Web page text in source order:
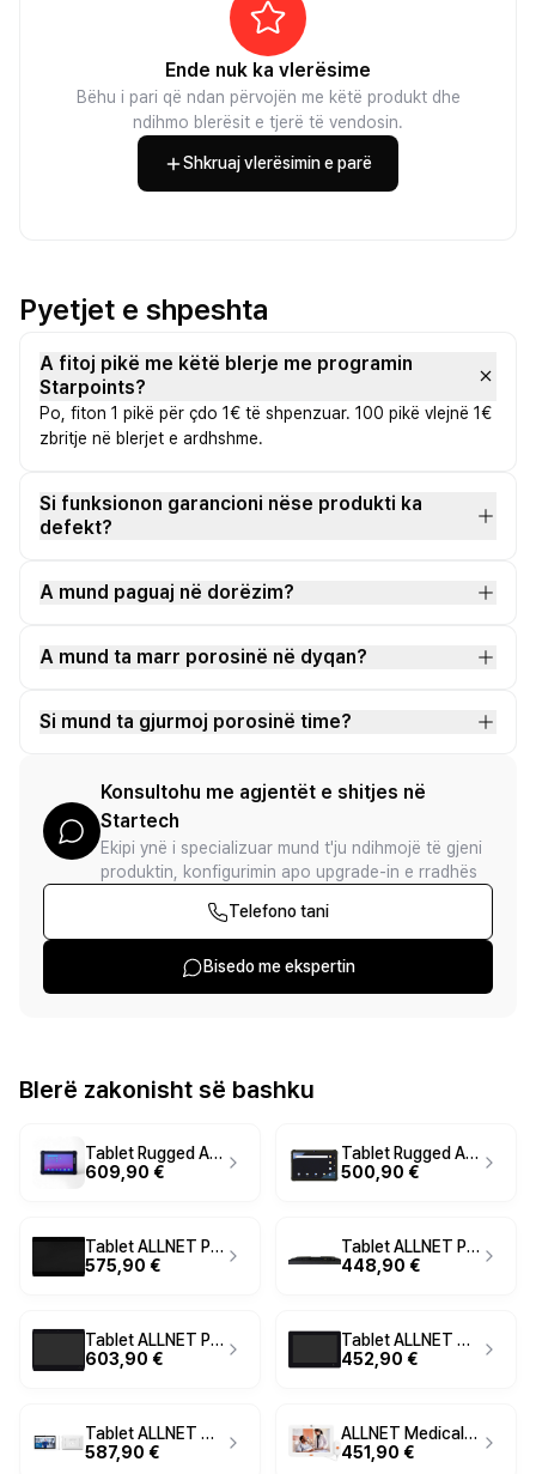
Ende nuk ka vlerësime
Bëhu i pari që ndan përvojën me këtë produkt dhe
ndihmo blerësit e tjerë të vendosin.
Shkruaj vlerësimin e parë
Pyetjet e shpeshta
A fitoj pikë me këtë blerje me programin
Starpoints?
Po, fiton 1 pikë për çdo 1€ të shpenzuar. 100 pikë vlejnë 1€
zbritje në blerjet e ardhshme.
Si funksionon garancioni nëse produkti ka
defekt?
A mund paguaj në dorëzim?
A mund ta marr porosinë në dyqan?
Si mund ta gjurmoj porosinë time?
Konsultohu me agjentët e shitjes në
Startech
Ekipi ynë i specializuar mund t'ju ndihmojë të gjeni
produktin, konfigurimin apo upgrade-in e rradhës
Telefono tani
Bisedo me ekspertin
Blerë zakonisht së bashku
Tablet Rugged ALLNET X-Trail Ultra100-Light / 10" / 8GB / 128GB / LTE / NFC / Android
609,90 €
Tablet Rugged ALLNET ALL-Terrain100 / 10.95" / 8GB / 128GB / LTE / NFC / Android 14
500,90 €
Tablet ALLNET PrimeTwo-180 / 18" / Touchscreen / 8GB / 64GB / PoE / Android 14
575,90 €
Tablet ALLNET PrimeTwo-120 / 12" / Touchscreen / 8GB / 64GB / PoE / Android 14
448,90 €
Tablet ALLNET PrimeTwo-210 / 21" / Touchscreen / 8GB / 64GB / PoE / Android 14
603,90 €
Tablet ALLNET Touch 10" PoE / 4GB / 16GB / RK3568 / Android 13 - Zezë
452,90 €
Tablet ALLNET Medical PoE 15" / 4GB / 16GB / RK3568 / Android 11 - Bardhë
587,90 €
ALLNET Medical PoE Tablet 10 Zoll me RK3568 Android 11 4GB/16GB
451,90 €